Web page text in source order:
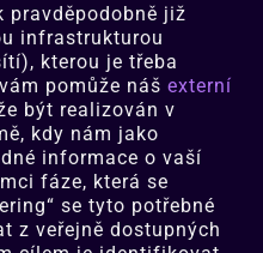
pravděpodobně již
infrastrukturou
kterou je třeba
pomůže nášexterní
být realizován v
kdy nám jako
informace o vaší
fáze, která se
se tyto potřebné
z veřejně dostupných